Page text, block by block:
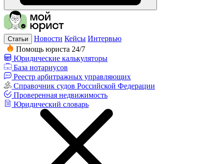
Статьи Новости Кейсы Интервью
Помощь юриста 24/7
Юридические калькуляторы
База нотариусов
Реестр арбитражных управляющих
Справочник судов Российской Федерации
Проверенная недвижимость
Юридический словарь